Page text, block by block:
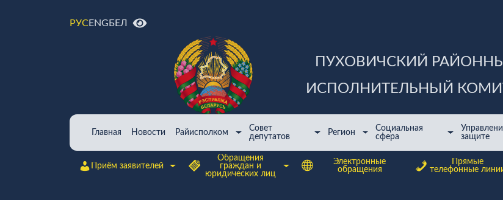
РУСENGБЕЛ
ПУХОВИЧСКИЙ
ИСПОЛНИТЕЛЬНЫЙ
Главная Новости Райисполком
Совет
депутатов
Регион
Cоциальная
сфера
защите
Приём заявителей
Обращения
граждан и
юридических лиц
Электронные
обращения
Прямые
телефонные